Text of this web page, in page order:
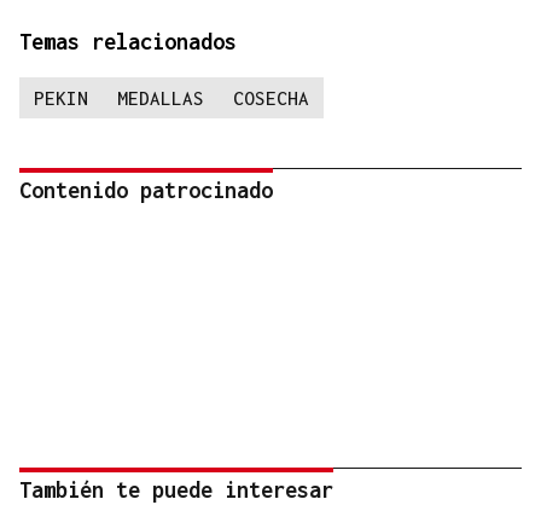
Temas relacionados
PEKIN MEDALLAS COSECHA
Contenido patrocinado
También te puede interesar